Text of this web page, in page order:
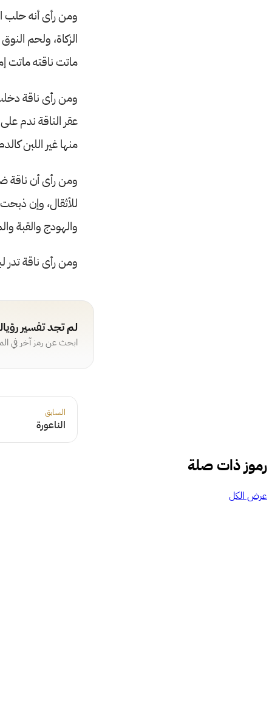
ومن رأى أنه حلب
الزكاة، ولحم
ماتت ناقته ماتت
ومن رأى ناقة
عقر الناقة ندم
منها غير اللبن
ومن رأى أن ناقة
للأثقال، وإن
والهودج والقبة
ومن رأى ناقة تدر
لم تجد تفسير
ابحث عن رمز آخر في
السابق
الناعورة
رموز ذات صلة
عرض الكل